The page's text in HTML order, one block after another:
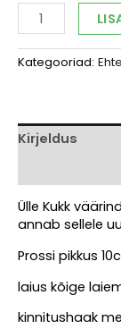
Merepuidust
pross
kogus
Alternative:
Kategooriad:
Kirjeldus
Ülle Kukk
annab sellele
Prossi pikkus
laius kõige
kinnitushaak